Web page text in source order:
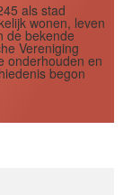
als stad
wonen, leven
de bekende
Vereniging
onderhouden en
begon